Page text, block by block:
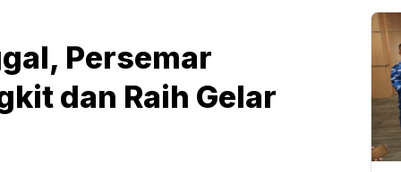
Persemar
dan Raih Gelar